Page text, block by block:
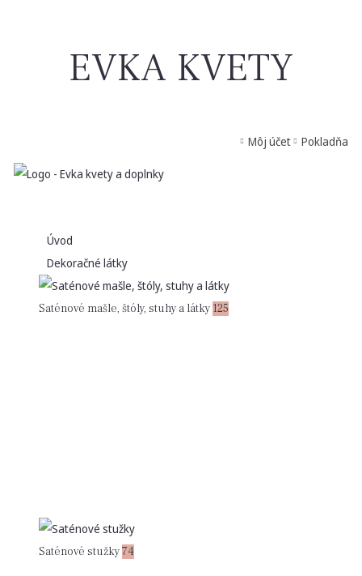
EVKA KVETY
Môj účet Pokladňa
Úvod
Dekoračné látky
Saténové mašle, štóly, stuhy a látky 125
Saténové stužky74